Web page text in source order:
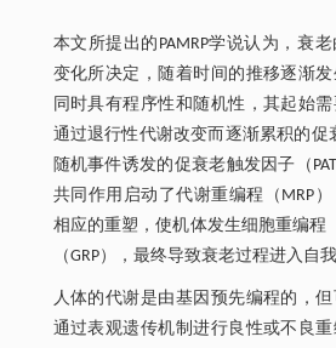
本文所提出的PAMRP学说认为，衰
变化所决定，随着时间的推移逐渐
同时具有程序性和随机性，其起始需
通过退行性代谢改变而逐渐累积的促
随机事件诱发的促衰老触发因子（PAT
共同作用启动了代谢重编程（MRP
相应的重塑，使机体发生细胞重编程
（GRP），最终导致衰老过程进入自
人体的代谢是由基因预先编程的，
通过表观遗传机制进行良性或不良